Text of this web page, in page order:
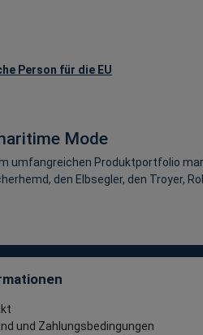
Person für die EU
Mode
umfangreichen Produktportfolio
den Elbsegler, den Troyer,
und Zahlungsbedingungen